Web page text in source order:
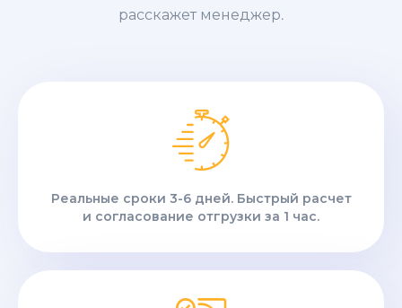
расскажет менеджер.
Реальные сроки 3-6 дней. Быстрый расчет
и согласование отгрузки за 1 час.